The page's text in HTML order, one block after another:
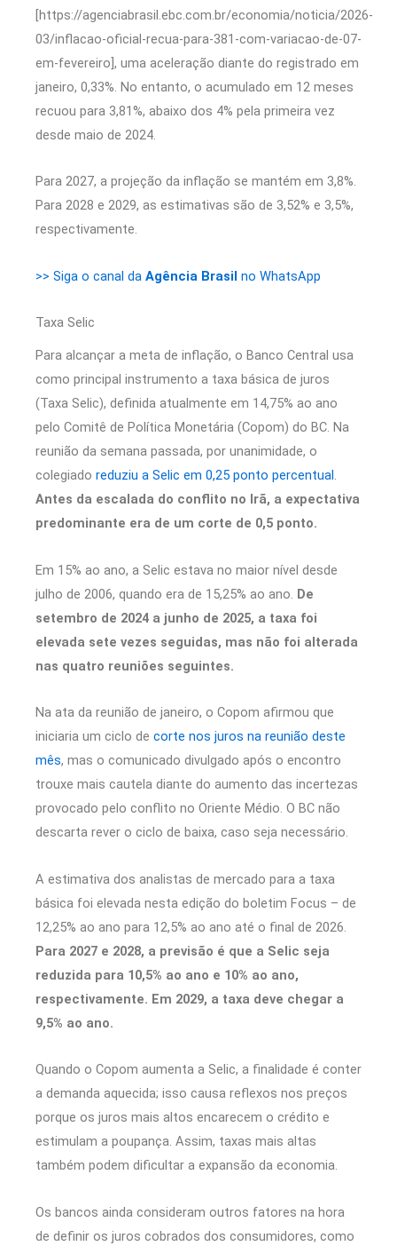
[https://agenciabrasil.ebc.com.br/economia/noticia/2026-
03/inflacao-oficial-recua-para-381-com-variacao-de-07-
em-fevereiro], uma aceleração diante do registrado em
janeiro, 0,33%. No entanto, o acumulado em 12 meses
recuou para 3,81%, abaixo dos 4% pela primeira vez
desde maio de 2024.
Para 2027, a projeção da inflação se mantém em 3,8%.
Para 2028 e 2029, as estimativas são de 3,52% e 3,5%,
respectivamente.
>> Siga o canal da Agência Brasil no WhatsApp
Taxa Selic
Para alcançar a meta de inflação, o Banco Central usa
como principal instrumento a taxa básica de juros
(Taxa Selic), definida atualmente em 14,75% ao ano
pelo Comitê de Política Monetária (Copom) do BC. Na
reunião da semana passada, por unanimidade, o
colegiado reduziu a Selic em 0,25 ponto percentual .
Antes da escalada do conflito no Irã, a expectativa
predominante era de um corte de 0,5 ponto.
Em 15% ao ano, a Selic estava no maior nível desde
julho de 2006, quando era de 15,25% ao ano. De
setembro de 2024 a junho de 2025, a taxa foi
elevada sete vezes seguidas, mas não foi alterada
nas quatro reuniões seguintes.
Na ata da reunião de janeiro, o Copom afirmou que
iniciaria um ciclo de corte nos juros na reunião deste
mês, mas o comunicado divulgado após o encontro
trouxe mais cautela diante do aumento das incertezas
provocado pelo conflito no Oriente Médio. O BC não
descarta rever o ciclo de baixa, caso seja necessário.
A estimativa dos analistas de mercado para a taxa
básica foi elevada nesta edição do boletim Focus – de
12,25% ao ano para 12,5% ao ano até o final de 2026.
Para 2027 e 2028, a previsão é que a Selic seja
reduzida para 10,5% ao ano e 10% ao ano,
respectivamente. Em 2029, a taxa deve chegar a
9,5% ao ano.
Quando o Copom aumenta a Selic, a finalidade é conter
a demanda aquecida; isso causa reflexos nos preços
porque os juros mais altos encarecem o crédito e
estimulam a poupança. Assim, taxas mais altas
também podem dificultar a expansão da economia.
Os bancos ainda consideram outros fatores na hora
de definir os juros cobrados dos consumidores, como